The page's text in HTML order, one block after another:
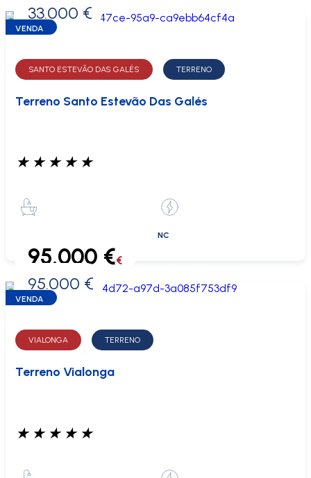
0 €
33.000 €
VENDA
SANTO ESTEVÃO DAS GALÉS TERRENO
Terreno Santo Estevão Das Galés
★ ★ ★ ★ ★
NC
0 €
95.000 €€
95.000 €
VENDA
VIALONGA TERRENO
Terreno Vialonga
★ ★ ★ ★ ★